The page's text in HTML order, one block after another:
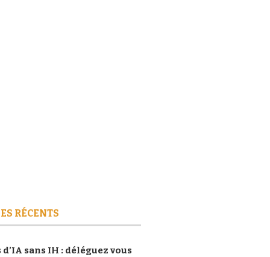
RÉCENTS
d’IA sans IH : déléguez vous